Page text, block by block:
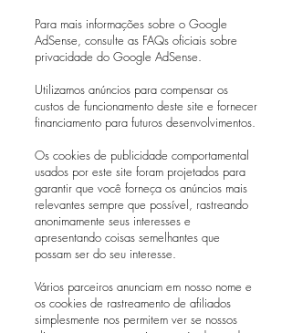
Para mais informações sobre o Google
AdSense, consulte as FAQs oficiais sobre
privacidade do Google AdSense.
Utilizamos anúncios para compensar os
custos de funcionamento deste site e fornecer
financiamento para futuros desenvolvimentos.
Os cookies de publicidade comportamental
usados ​​por este site foram projetados para
garantir que você forneça os anúncios mais
relevantes sempre que possível, rastreando
anonimamente seus interesses e
apresentando coisas semelhantes que
possam ser do seu interesse.
Vários parceiros anunciam em nosso nome e
os cookies de rastreamento de afiliados
simplesmente nos permitem ver se nossos